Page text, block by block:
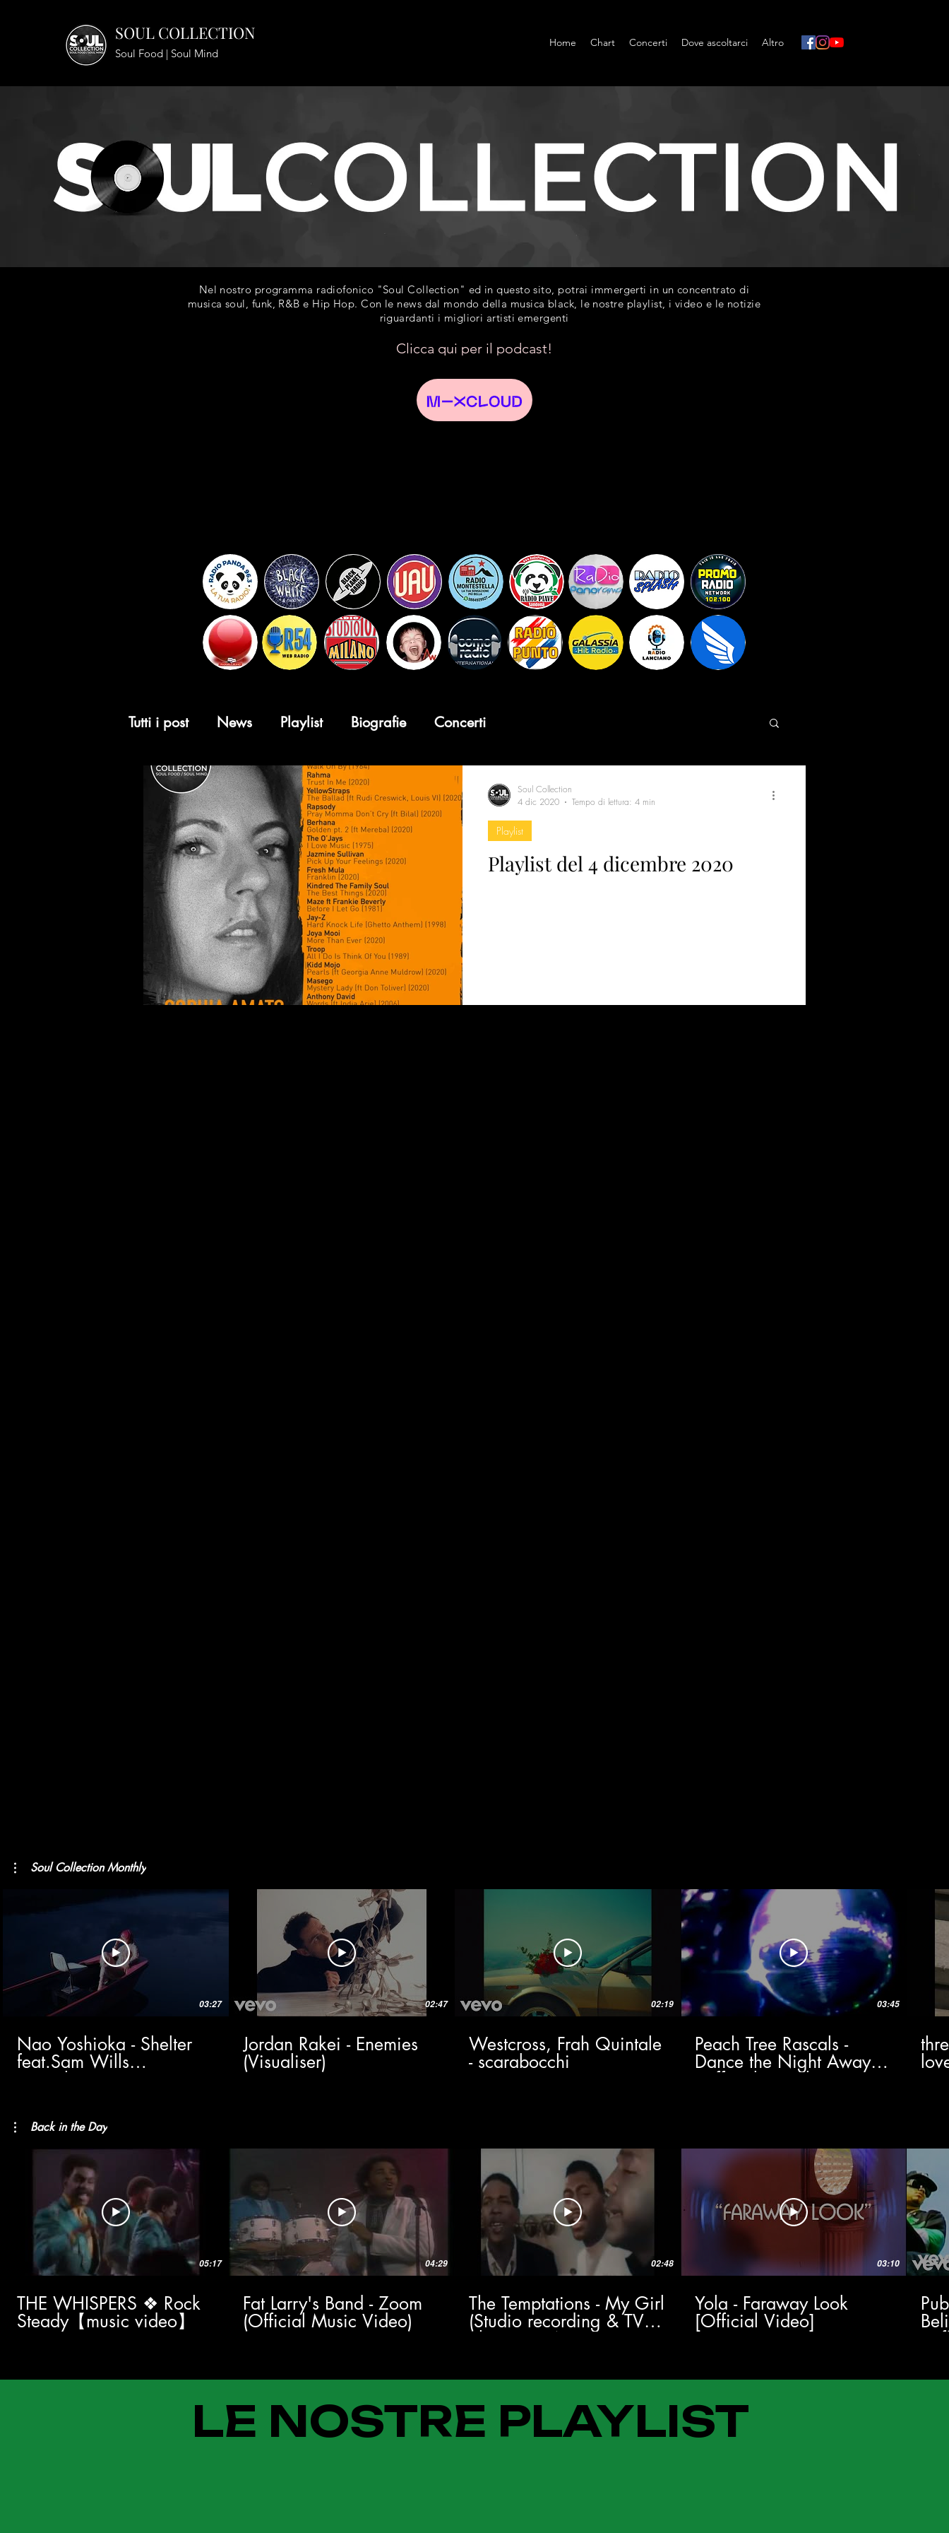
SOUL COLLECTION
Soul Food | Soul Mind
Home Chart Concerti Dove ascoltarci Altro
Nel nostro programma radiofonico "Soul Collection" ed in questo sito, potrai immergerti in un concentrato di
musica soul, funk, R&B e Hip Hop. Con le news dal mondo della musica black, le nostre playlist, i video e le notizie
riguardanti i migliori artisti emergenti
Clicca qui per il podcast!
Tutti i post News Playlist Biografie Concerti
Playlist del 4 dicembre 2020
Playlist
Soul Collection
4 dic 2020
Tempo di lettura: 4 min
Soul Collection Monthly
03:27
Nao Yoshioka - Shelter
feat.Sam Wills
(Visualizer)
02:47
Jordan Rakei - Enemies
(Visualiser)
02:19
Westcross, Frah Quintale
- scarabocchi
03:45
Peach Tree Rascals -
Dance the Night Away
(Official Visualizer)
Back in the Day
05:17
THE WHISPERS ❖ Rock
Steady【music video】
04:29
Fat Larry's Band - Zoom
(Official Music Video)
02:48
The Temptations - My Girl
(Studio recording & TV
Show 1964) HD
03:10
Yola - Faraway Look
[Official Video]
LE NOSTRE PLAYLIST